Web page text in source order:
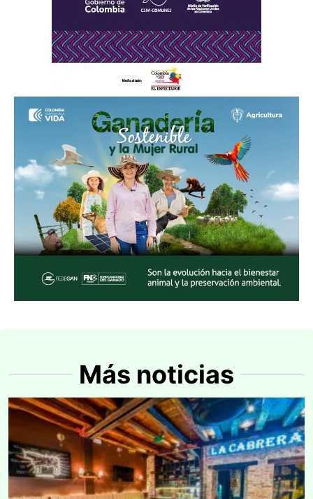
Más noticias